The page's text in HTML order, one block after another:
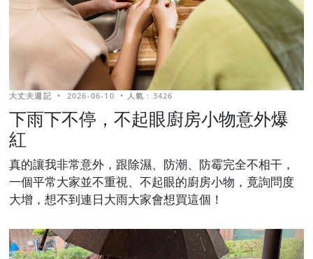
大丈夫週記 • 2026-06-10 • 人氣 : 3426
下雨下不停，不起眼廚房小物意外爆
紅
真的讓我非常意外，跟除濕、防潮、防霉完全不相干，
一個平常大家並不重視、不起眼的廚房小物，竟詢問度
大增，想不到連日大雨大家會想買這個！